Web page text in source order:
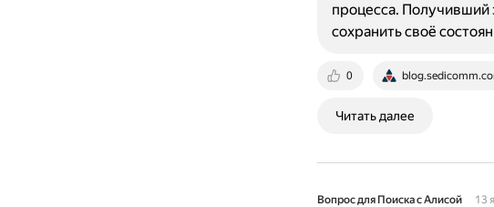
0
процесса. Получивший
сохранить своё
Читать далее
Вопрос для Поиска с Алисой
13